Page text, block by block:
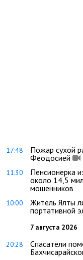
17:48
Пожар сухой
Феодосией
11:30
Пенсионерка
около 14,5
мошенников
10:00
Житель Ялты
портативной
7 августа 2026
20:28
Спасатели